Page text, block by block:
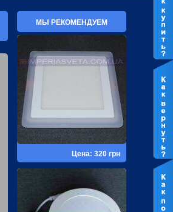
МЫ РЕКОМЕНДУЕМ
Цена: 320 грн